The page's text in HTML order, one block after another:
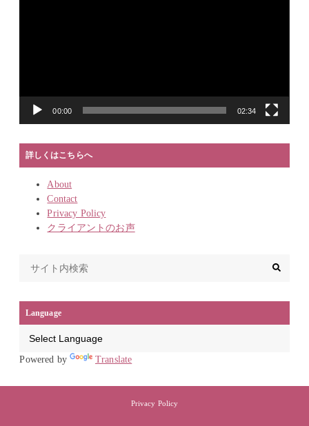
00:00 02:34
詳しくはこちらへ
About
Contact
Privacy Policy
クライアントのお声
Language
Powered by Translate
Privacy Policy